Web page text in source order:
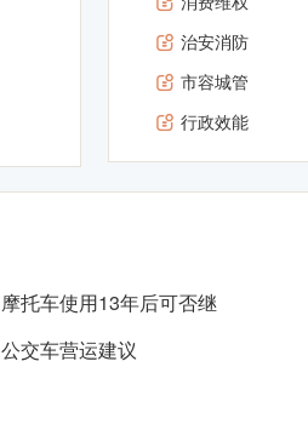
治安消防
市容城管
行政效能
摩托车使用13年后可否继
公交车营运建议